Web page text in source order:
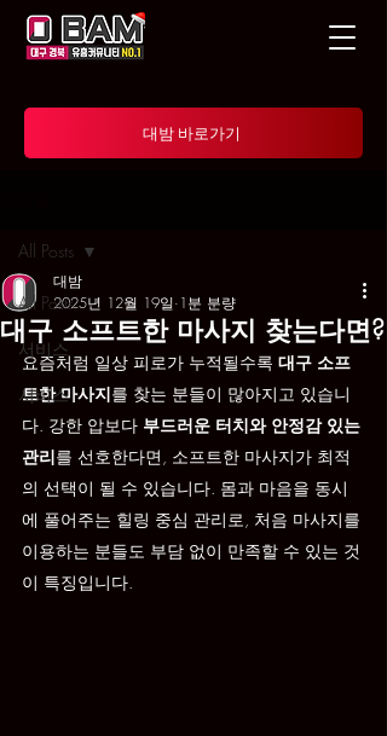
대밤 바로가기
All Posts
서비스
서비스
All Posts
대구 소프트한 마사지 찾는다면?
대밤
2025년 12월 19일 1분 분량
요즘처럼 일상 피로가 누적될수록 대구 소프
트한 마사지를 찾는 분들이 많아지고 있습니
다. 강한 압보다 부드러운 터치와 안정감 있는
관리를 선호한다면, 소프트한 마사지가 최적
의 선택이 될 수 있습니다. 몸과 마음을 동시
에 풀어주는 힐링 중심 관리로, 처음 마사지를
이용하는 분들도 부담 없이 만족할 수 있는 것
이 특징입니다.